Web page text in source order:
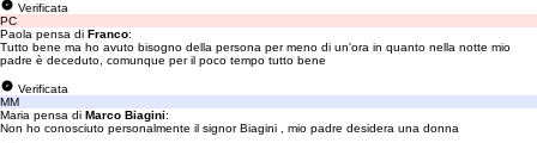
Verificata
PC
Paola pensa di Franco:
Tutto bene ma ho avuto bisogno della persona per meno di un'ora in quanto nella notte mio
padre è deceduto, comunque per il poco tempo tutto bene
Verificata
MM
Maria pensa di Marco Biagini:
Non ho conosciuto personalmente il signor Biagini , mio padre desidera una donna